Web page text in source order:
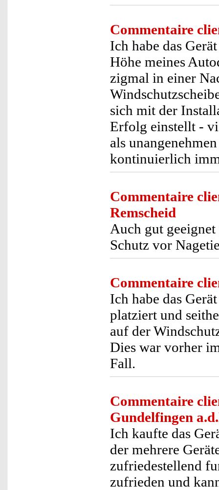
Commentaire
Ich habe das
Höhe meines
zigmal in einer
sich mit der
Erfolg einstellt -
als
kontinuierlich
Commentaire
Remscheid
Auch gut
Schutz vor
Commentaire
Ich habe das
platziert und
auf der
Dies war vorher
Fall.
Commentaire
Gundelfingen
Ich kaufte das
der mehrere
zufriedestellend
zufrieden und